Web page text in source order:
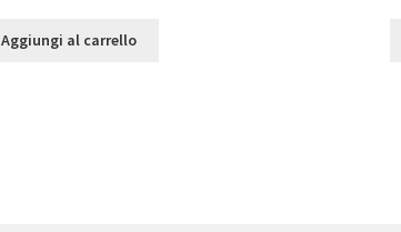
Aggiungi al carrello